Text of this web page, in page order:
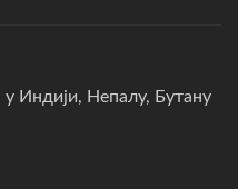
Индији, Непалу, Бутану